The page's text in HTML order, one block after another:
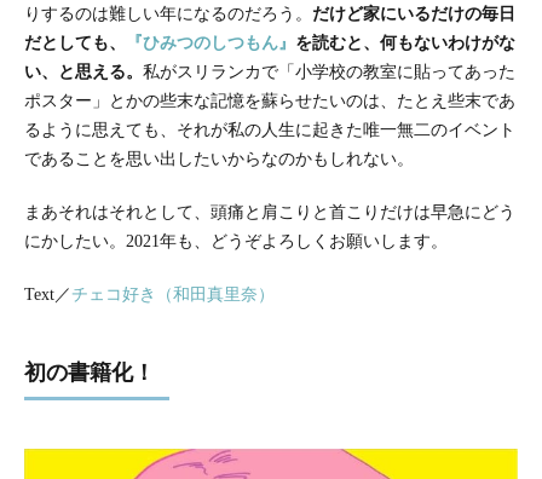
りするのは難しい年になるのだろう。 だけど家にいるだけの毎日
だとしても、
『ひみつのしつもん』 を読むと、何もないわけがな
い、と思える。 私がスリランカで「小学校の教室に貼ってあった
ポスター」とかの些末な記憶を蘇らせたいのは、たとえ些末であ
るように思えても、それが私の人生に起きた唯一無二のイベント
であることを思い出したいからなのかもしれない。
まあそれはそれとして、頭痛と肩こりと首こりだけは早急にどう
にかしたい。2021年も、どうぞよろしくお願いします。
Text／ チェコ好き（和田真里奈）
初の書籍化！